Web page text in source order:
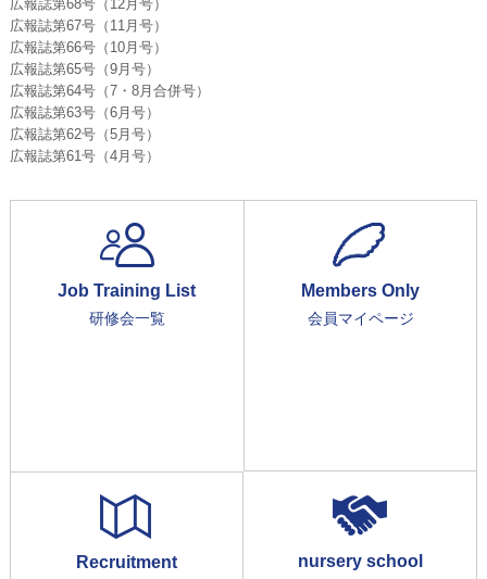
広報誌第68号（12月号）
広報誌第67号（11月号）
広報誌第66号（10月号）
広報誌第65号（9月号）
広報誌第64号（7・8月合併号）
広報誌第63号（6月号）
広報誌第62号（5月号）
広報誌第61号（4月号）
Job Training List
研修会一覧
Members Only
会員マイページ
Recruitment nursery school